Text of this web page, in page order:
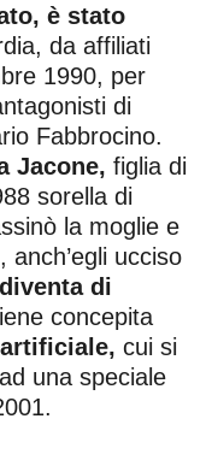
è stato
da affiliati
1990, per
di
Fabbrocino.
Jacone, figlia di
sorella di
la moglie e
ucciso
di
concepita
artificiale, cui si
una speciale